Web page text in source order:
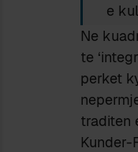
e
Ne
te
perket
traditen
Kunder-